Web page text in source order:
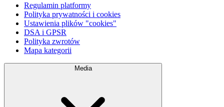
Regulamin platformy
Polityka prywatności i cookies
Ustawienia plików "cookies"
DSA i GPSR
Polityka zwrotów
Mapa kategorii
Media